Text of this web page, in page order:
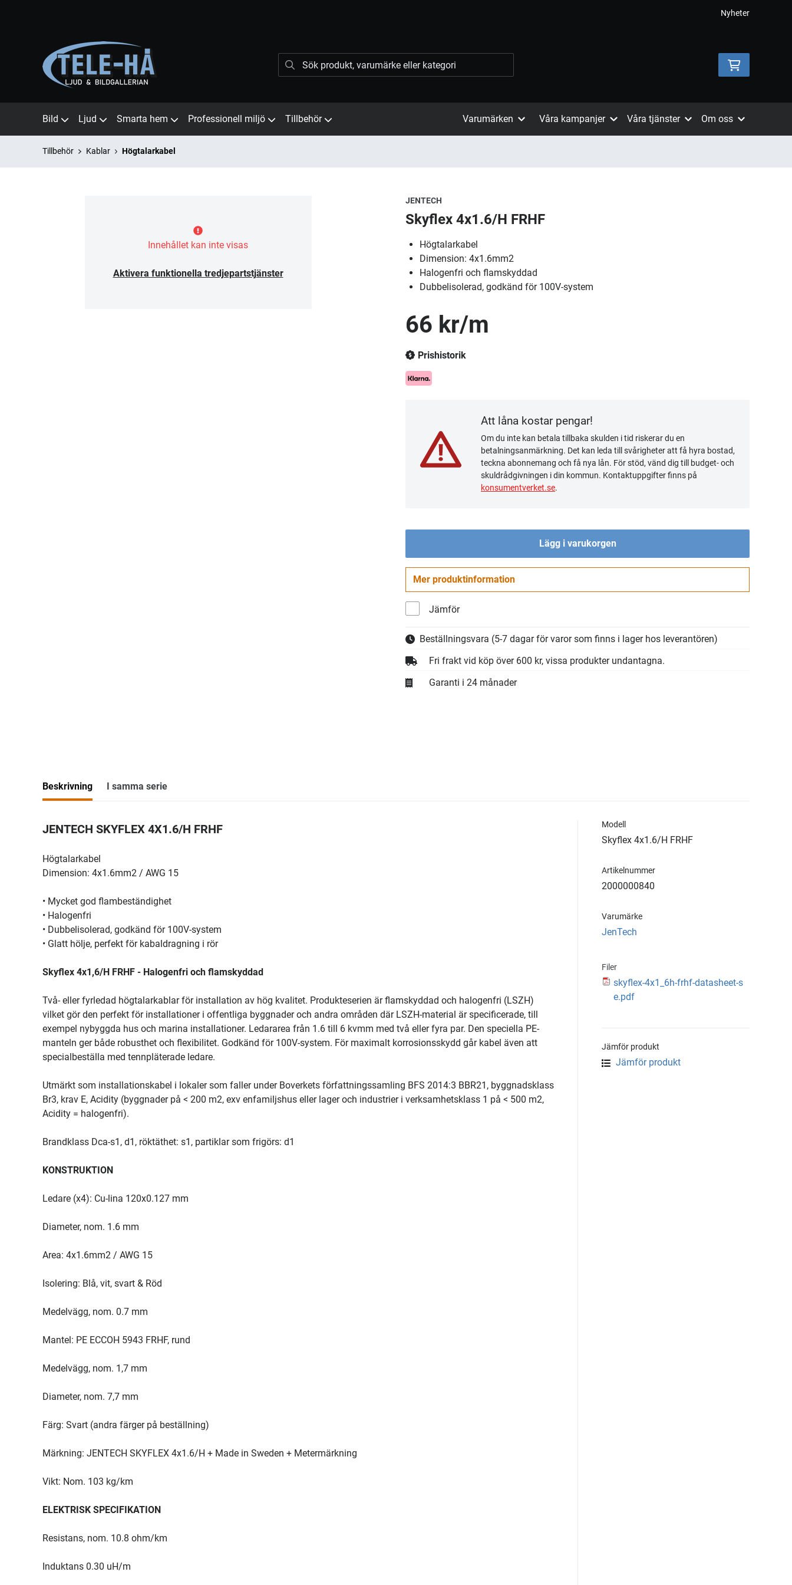
Nyheter
Bild Ljud Smarta hem Professionell miljö Tillbehör Varumärken Våra kampanjer Våra tjänster Om oss
Tillbehör Kablar Högtalarkabel
Innehållet kan inte visas
Aktivera funktionella tredjepartstjänster
JENTECH
Skyflex 4x1.6/H FRHF
Högtalarkabel
Dimension: 4x1.6mm2
Halogenfri och flamskyddad
Dubbelisolerad, godkänd för 100V-system
66 kr/m
Prishistorik
Att låna kostar pengar!
Om du inte kan betala tillbaka skulden i tid riskerar du en
betalningsanmärkning. Det kan leda till svårigheter att få hyra bostad,
teckna abonnemang och få nya lån. För stöd, vänd dig till budget- och
skuldrådgivningen i din kommun. Kontaktuppgifter finns på
konsumentverket.se.
Lägg i varukorgen
Mer produktinformation
Jämför
Beställningsvara (5-7 dagar för varor som finns i lager hos leverantören)
Fri frakt vid köp över 600 kr, vissa produkter undantagna.
Garanti i 24 månader
Beskrivning I samma serie
JENTECH SKYFLEX 4X1.6/H FRHF
Högtalarkabel
Dimension: 4x1.6mm2 / AWG 15
• Mycket god flambeständighet
• Halogenfri
• Dubbelisolerad, godkänd för 100V-system
• Glatt hölje, perfekt för kabaldragning i rör
Skyflex 4x1,6/H FRHF - Halogenfri och flamskyddad
Två- eller fyrledad högtalarkablar för installation av hög kvalitet. Produkteserien är flamskyddad och halogenfri (LSZH)
vilket gör den perfekt för installationer i offentliga byggnader och andra områden där LSZH-material är specificerade, till
exempel nybyggda hus och marina installationer. Ledararea från 1.6 till 6 kvmm med två eller fyra par. Den speciella PE-
manteln ger både robusthet och flexibilitet. Godkänd för 100V-system. För maximalt korrosionsskydd går kabel även att
specialbeställa med tennpläterade ledare.
Utmärkt som installationskabel i lokaler som faller under Boverkets författningssamling BFS 2014:3 BBR21, byggnadsklass
Br3, krav E, Acidity (byggnader på < 200 m2, exv enfamiljshus eller lager och industrier i verksamhetsklass 1 på < 500 m2,
Acidity = halogenfri).
Brandklass Dca-s1, d1, röktäthet: s1, partiklar som frigörs: d1
KONSTRUKTION
Ledare (x4): Cu-lina 120x0.127 mm
Diameter, nom. 1.6 mm
Area: 4x1.6mm2 / AWG 15
Isolering: Blå, vit, svart & Röd
Medelvägg, nom. 0.7 mm
Mantel: PE ECCOH 5943 FRHF, rund
Medelvägg, nom. 1,7 mm
Diameter, nom. 7,7 mm
Färg: Svart (andra färger på beställning)
Märkning: JENTECH SKYFLEX 4x1.6/H + Made in Sweden + Metermärkning
Vikt: Nom. 103 kg/km
ELEKTRISK SPECIFIKATION
Resistans, nom. 10.8 ohm/km
Induktans 0.30 uH/m
Modell
Skyflex 4x1.6/H FRHF
Artikelnummer
2000000840
Varumärke
JenTech
Filer
skyflex-4x1_6h-frhf-datasheet-s
e.pdf
Jämför produkt
Jämför produkt